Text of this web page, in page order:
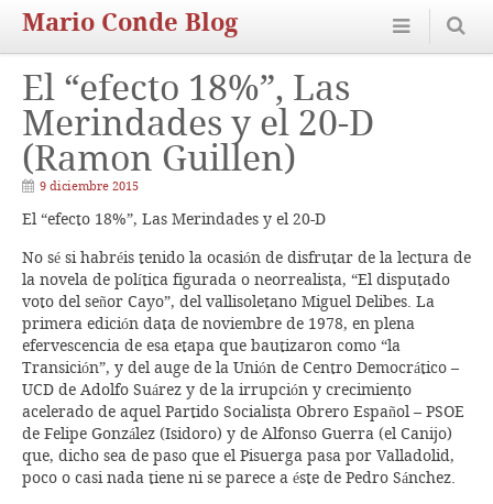
Mario Conde Blog
El “efecto 18%”, Las
Merindades y el 20-D
(Ramon Guillen)
9 diciembre 2015
El “efecto 18%”, Las Merindades y el 20-D
No sé si habréis tenido la ocasión de disfrutar de la lectura de
la novela de política figurada o neorrealista, “El disputado
voto del señor Cayo”, del vallisoletano Miguel Delibes. La
primera edición data de noviembre de 1978, en plena
efervescencia de esa etapa que bautizaron como “la
Transición”, y del auge de la Unión de Centro Democrático –
UCD de Adolfo Suárez y de la irrupción y crecimiento
acelerado de aquel Partido Socialista Obrero Español – PSOE
de Felipe González (Isidoro) y de Alfonso Guerra (el Canijo)
que, dicho sea de paso que el Pisuerga pasa por Valladolid,
poco o casi nada tiene ni se parece a éste de Pedro Sánchez.